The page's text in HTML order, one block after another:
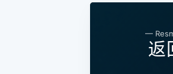
—
返